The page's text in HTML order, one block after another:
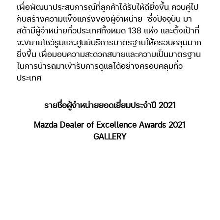
เพื่อพัฒนาประสบการณ์ที่ลูกค้าได้รับให้ดียิ่งขึ้น ควบคู่ไป
กับสร้างความแข็งแกร่งของผู้จำหน่าย ซึ่งปัจจุบัน มา
สด้ามีผู้จำหน่ายทั่วประเทศทั้งหมด 138 แห่ง และตั้งเป้าที่
จะขยายโชว์รูมและศูนย์บริการมาตรฐานให้ครอบคลุมมาก
ยิ่งขึ้น เพื่อมอบความสะดวกสบายและความเป็นมาตรฐาน
ในการนำรถมาเข้ารับการดูแลได้อย่างครอบคลุมทั่ว
ประเทศ
รายชื่อผู้จำหน่ายยอดเยี่ยมประจำปี 2021
Mazda Dealer of Excellence Awards 2021
GALLERY